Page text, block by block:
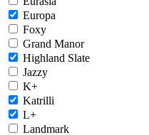
Europa
Foxy
Grand Manor
Highland Slate
Jazzy
K+
Katrilli
L+
Landmark